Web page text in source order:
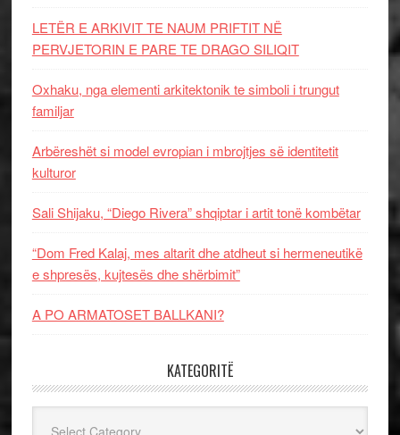
LETËR E ARKIVIT TE NAUM PRIFTIT NË
PERVJETORIN E PARE TE DRAGO SILIQIT
Oxhaku, nga elementi arkitektonik te simboli i trungut
familjar
Arbëreshët si model evropian i mbrojtjes së identitetit
kulturor
Sali Shijaku, “Diego Rivera” shqiptar i artit tonë kombëtar
“Dom Fred Kalaj, mes altarit dhe atdheut si hermeneutikë
e shpresës, kujtesës dhe shërbimit”
A PO ARMATOSET BALLKANI?
KATEGORITË